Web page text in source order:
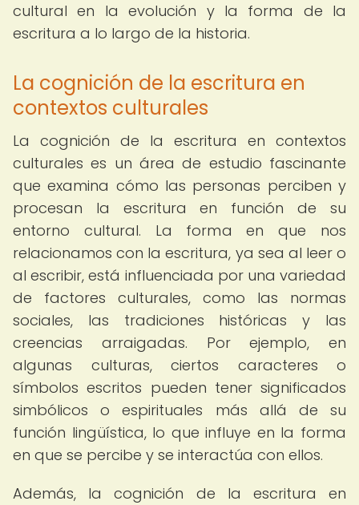
cultural en la evolución y la forma de la
escritura a lo largo de la historia.
La cognición de la escritura en
contextos culturales
La cognición de la escritura en contextos
culturales es un área de estudio fascinante
que examina cómo las personas perciben y
procesan la escritura en función de su
entorno cultural. La forma en que nos
relacionamos con la escritura, ya sea al leer o
al escribir, está influenciada por una variedad
de factores culturales, como las normas
sociales, las tradiciones históricas y las
creencias arraigadas. Por ejemplo, en
algunas culturas, ciertos caracteres o
símbolos escritos pueden tener significados
simbólicos o espirituales más allá de su
función lingüística, lo que influye en la forma
en que se percibe y se interactúa con ellos.
Además, la cognición de la escritura en